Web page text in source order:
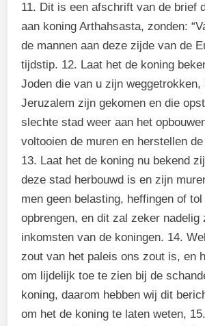
11. Dit is een afschrift van de brief
aan koning Arthahsasta, zonden:
de mannen aan deze zijde van de
tijdstip. 12. Laat het de koning
Joden die van u zijn weggetrokken,
Jeruzalem zijn gekomen en die
slechte stad weer aan het
voltooien de muren en herstellen
13. Laat het de koning nu bekend
deze stad herbouwd is en zijn
men geen belasting, heffingen of
opbrengen, en dit zal zeker nadelig
inkomsten van de koningen. 14.
zout van het paleis ons zout is, en
om lijdelijk toe te zien bij de
koning, daarom hebben wij dit
om het de koning te laten weten,